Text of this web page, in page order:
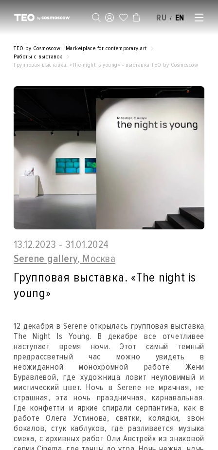
RU / EN
TEO by Cosmoscow | Marketplace for contemporary art
Работы с выставок
Групповая выставка. «The night is young» - выставка ТЕO by Cosmoscow
13.12.2023 - 31.01.2024
Serene gallery, Москва
Групповая выставка. «The night is
young»
12 декабря в Serene открылась групповая выставка
The Night Is Young. В декабре все отчетливее
наступает время ночи. Этот самый темный
предрассветный час можно увидеть в
неожиданной монохромной работе Жени
Буравлевой, где художница ловит неуловимый и
мистический цвет. Ночь в Serene не мрачная, не
страшная, эта ночь праздничная, карнавальная.
Где конфетти и яркие спирали серпантина, как в
работе Олега Устинова, святки, колядки, звон
бокалов, стук каблуков, где разливается музыка
смеха, с архивных работ Оли Австрейх из знаковой